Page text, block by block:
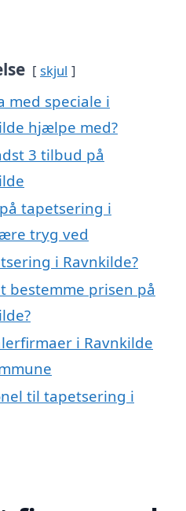
skjul
med speciale i
hjælpe med?
3 tilbud på
tapetsering i
tryg ved
i Ravnkilde?
bestemme prisen på
i Ravnkilde
til tapetsering i